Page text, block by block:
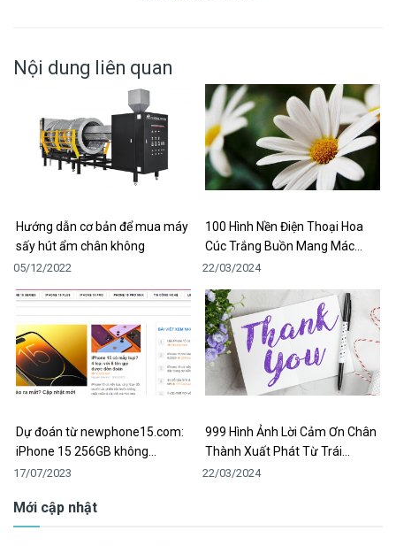
Nội dung liên quan
Hướng dẫn cơ bản để mua máy
sấy hút ẩm chân không
05/12/2022
100 Hình Nền Điện Thoại Hoa
Cúc Trắng Buồn Mang Mác…
22/03/2024
Dự đoán từ newphone15.com:
iPhone 15 256GB không…
17/07/2023
999 Hình Ảnh Lời Cảm Ơn Chân
Thành Xuất Phát Từ Trái…
22/03/2024
Mới cập nhật